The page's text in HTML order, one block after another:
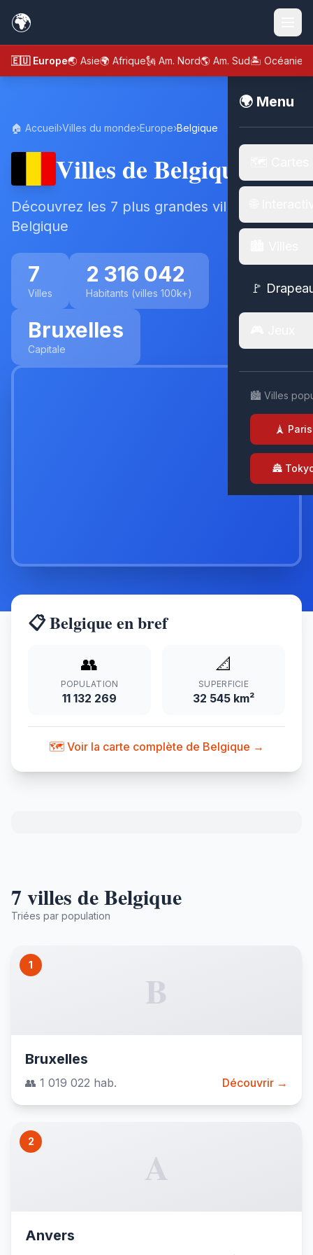
🌍
🇪🇺 Europe🌏 Asie🌍 Afrique🗽 Am. Nord🌎 Am. Sud🏝️ Océanie
🌍 Menu
🚩
🏙️ Villes
🗼 Paris
🏯
🏠 Accueil›Villes du monde›Europe›Belgique
Villes de Belgique
Découvrez les 7 plus grandes villes de
Belgique
7
Villes
2 316 042
Habitants (villes 100k+)
Bruxelles
Capitale
📋 Belgique en bref
👥
POPULATION
11 132 269
📐
SUPERFICIE
32 545 km²
🗺️ Voir la carte complète de Belgique →
7 villes de Belgique
Triées par population
1
B
Bruxelles
👥 1 019 022 hab. Découvrir →
2
A
Anvers